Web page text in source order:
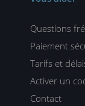
Questions
Paiement
Tarifs et
Activer un
Contact